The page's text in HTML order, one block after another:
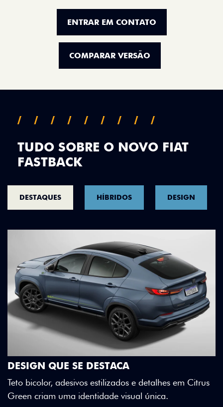
ENTRAR EM CONTATO
COMPARAR VERSÃO
TUDO SOBRE O NOVO FIAT
FASTBACK
DESTAQUES HÍBRIDOS DESIGN
DESIGN QUE SE DESTACA
Teto bicolor, adesivos estilizados e detalhes em Citrus
Green criam uma identidade visual única.